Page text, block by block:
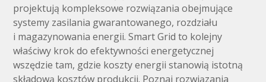
projektują kompleksowe rozwiązania obejmujące
systemy zasilania gwarantowanego, rozdziału
i magazynowania energii. Smart Grid to kolejny
właściwy krok do efektywności energetycznej
wszędzie tam, gdzie koszty energii stanowią istotną
składową kosztów produkcji. Poznaj rozwiązania